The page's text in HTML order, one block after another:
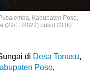
Kabupaten Poso,
(29/11/2022) pukul 23.00
di Desa Tonusu,
Poso,